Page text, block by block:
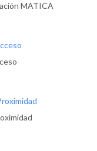
MATICA